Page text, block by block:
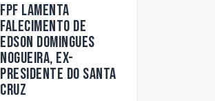
FPF lamenta
falecimento de
Edson Domingues
Nogueira, ex-
presidente do Santa
Cruz